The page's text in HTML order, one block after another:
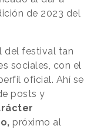
de 2023 del
del festival tan
sociales, con el
oficial. Ahí se
posts y
próximo al